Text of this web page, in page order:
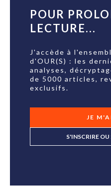
POUR
LECTURE...
J'accède à
d'OUR(S) : les
analyses,
de 5000 articles,
exclusifs.
JE
S'INSCRIRE